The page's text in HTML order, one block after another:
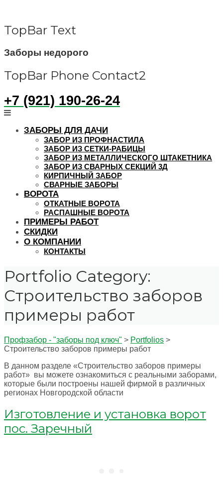
content
TopBar Text
Заборы недорого
TopBar Phone Contact2
+7 (921) 190-26-24
ЗАБОРЫ ДЛЯ ДАЧИ
ЗАБОР ИЗ ПРОФНАСТИЛА
ЗАБОР ИЗ СЕТКИ-РАБИЦЫ
ЗАБОР ИЗ МЕТАЛЛИЧЕСКОГО ШТАКЕТНИКА
ЗАБОР ИЗ СВАРНЫХ СЕКЦИЙ 3Д
КИРПИЧНЫЙ ЗАБОР
СВАРНЫЕ ЗАБОРЫ
ВОРОТА
ОТКАТНЫЕ ВОРОТА
РАСПАШНЫЕ ВОРОТА
ПРИМЕРЫ РАБОТ
СКИДКИ
О КОМПАНИИ
КОНТАКТЫ
Portfolio Category:
Строительство заборов
примеры работ
Профзабор - "заборы под ключ" > Portfolios >
Строительство заборов примеры работ
В данном разделе «Строительство заборов примеры
работ» вы можете ознакомиться с реальными заборами,
которые были построены нашей фирмой в различных
регионах Новгородской области
Изготовление и установка ворот
пос. Заречный